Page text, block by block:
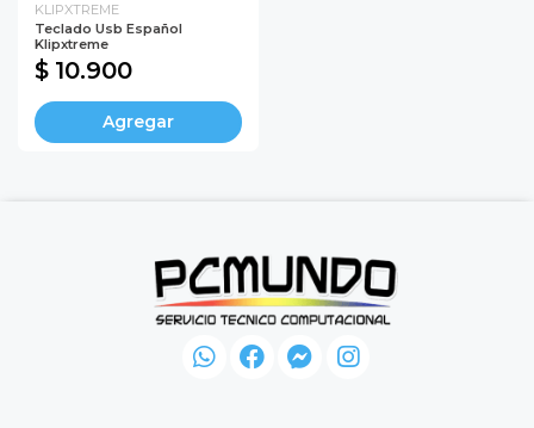
KLIPXTREME
Teclado Usb Español
Klipxtreme
$ 10.900
Agregar